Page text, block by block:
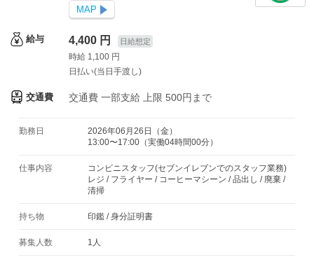
MAP
給与 4,400 円 日給想定
時給 1,100 円
日払い(当日手渡し)
交通費 交通費 一部支給 上限 500円まで
勤務日
2026年06月26日（金）
13:00〜17:00（実働04時間00分）
仕事内容
コンビニスタッフ(セブンイレブンでのスタッフ業務)
レジ / フライヤー / コーヒーマシーン / 品出し / 廃棄 /
清掃
持ち物 印鑑 /身分証明書
募集人数 1人